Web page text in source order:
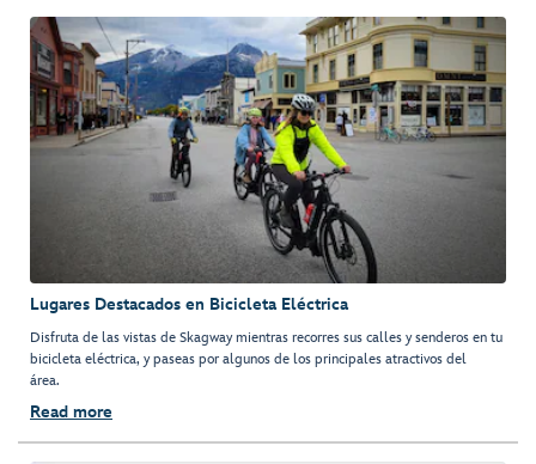
Lugares Destacados en Bicicleta Eléctrica
Disfruta de las vistas de Skagway mientras recorres sus calles y senderos en tu
bicicleta eléctrica, y paseas por algunos de los principales atractivos del
área.
Read more